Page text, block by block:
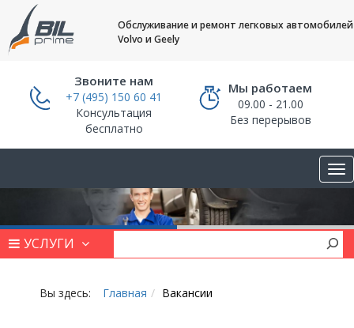
Обслуживание и ремонт легковых автомобилей
Volvo и Geely
Звоните нам
+7 (495) 150 60 41
Консультация
бесплатно
Мы работаем
09.00 - 21.00
Без перерывов
УСЛУГИ
Вы здесь: Главная Вакансии